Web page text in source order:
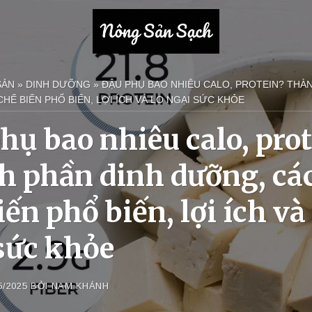
» DINH DƯỠNG »ĐẬU PHỤ BAO NHIÊU CALO, PROTEIN?
BIẾN PHỔ BIẾN, LỢI ÍCH VÀ LO NGẠI SỨC KHỎE
bao nhiêu calo,
phần dinh dưỡng,
phổ biến, lợi ích
khỏe
2025 BỞINAM KHÁNH